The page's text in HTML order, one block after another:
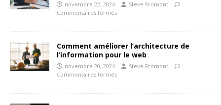
novembre 22, 2024
Steve Fromont
Commentaires fermés
Comment améliorer l’architecture de
l’information pour le web
novembre 20, 2024
Steve Fromont
Commentaires fermés